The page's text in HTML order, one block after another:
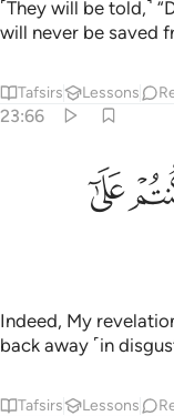
˹They will be told,˺
will never be saved
Tafsirs Lessons
23:66
٦٦
تَنكِصُونَ ٦٦
ﲉ
Indeed, My
back away ˹in
Tafsirs Lessons